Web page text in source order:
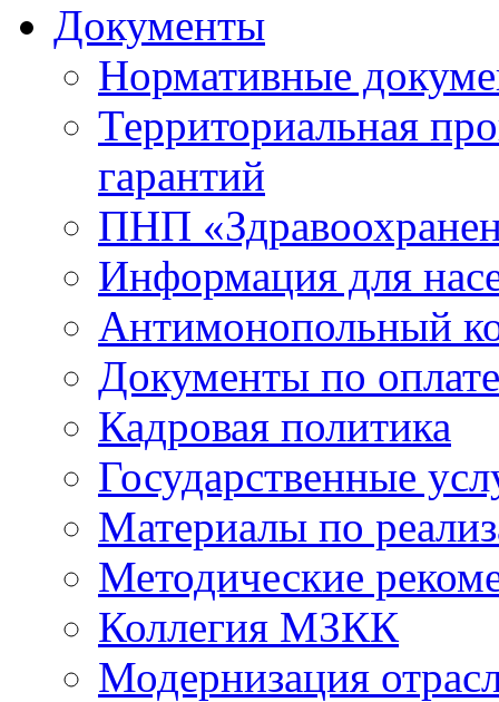
Документы
Нормативные
Территориальная
гарантий
ПНП
Информация для
Антимонопольный
Документы по
Кадровая политика
Государственные
Материалы по
Методические
Коллегия МЗКК
Модернизация